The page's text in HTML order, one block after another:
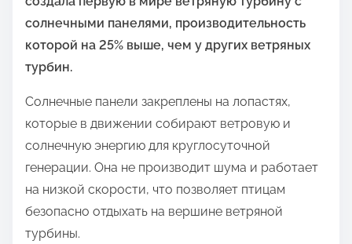
солнечными панелями, производительность
которой на 25% выше, чем у других ветряных
турбин.
Солнечные панели закреплены на лопастях,
которые в движении собирают ветровую и
солнечную энергию для круглосуточной
генерации. Она не производит шума и работает
на низкой скорости, что позволяет птицам
безопасно отдыхать на вершине ветряной
турбины.